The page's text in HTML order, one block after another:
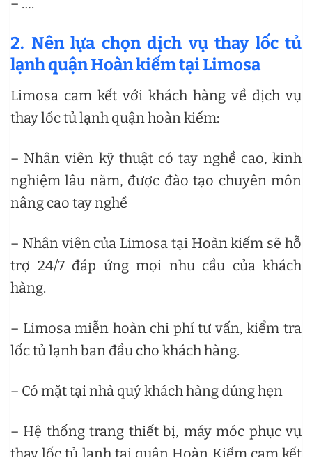
– ….
2. Nên lựa chọn dịch vụ thay lốc tủ
lạnh quận Hoàn kiếm tại Limosa
Limosa cam kết với khách hàng về dịch vụ
thay lốc tủ lạnh quận hoàn kiếm:
– Nhân viên kỹ thuật có tay nghề cao, kinh
nghiệm lâu năm, được đào tạo chuyên môn
nâng cao tay nghề
– Nhân viên của Limosa tại Hoàn kiếm sẽ hỗ
trợ 24/7 đáp ứng mọi nhu cầu của khách
hàng.
– Limosa miễn hoàn chi phí tư vấn, kiểm tra
lốc tủ lạnh ban đầu cho khách hàng.
– Có mặt tại nhà quý khách hàng đúng hẹn
– Hệ thống trang thiết bị, máy móc phục vụ
thay lốc tủ lạnh tại quận Hoàn Kiếm cam kết